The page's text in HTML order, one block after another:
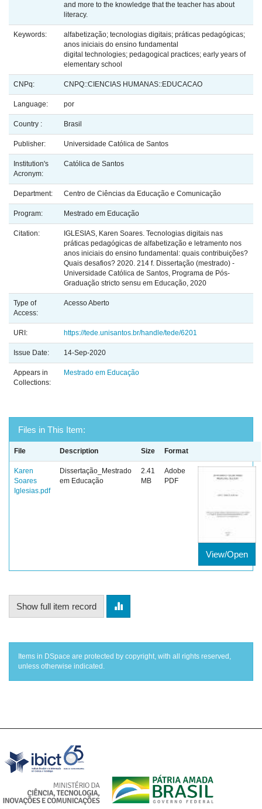
and more to the knowledge that the teacher has about
literacy.
Keywords:
alfabetização; tecnologias digitais; práticas pedagógicas;
anos iniciais do ensino fundamental
digital technologies; pedagogical practices; early years of
elementary school
CNPq: CNPQ::CIENCIAS HUMANAS::EDUCACAO
Language: por
Country : Brasil
Publisher: Universidade Católica de Santos
Institution's
Acronym:
Católica de Santos
Department: Centro de Ciências da Educação e Comunicação
Program: Mestrado em Educação
Citation:
IGLESIAS, Karen Soares. Tecnologias digitais nas
práticas pedagógicas de alfabetização e letramento nos
anos iniciais do ensino fundamental: quais contribuições?
Quais desafios? 2020. 214 f. Dissertação (mestrado) -
Universidade Católica de Santos, Programa de Pós-
Graduação stricto sensu em Educação, 2020
Type of
Access:
Acesso Aberto
URI: https://tede.unisantos.br/handle/tede/6201
Issue Date: 14-Sep-2020
Appears in
Collections:
Mestrado em Educação
Files in This Item:
File Description Size Format
Karen
Soares
Iglesias.pdf
Dissertação_Mestrado
em Educação
2.41
MB
Adobe
PDF
View/Open
Show full item record
Items in DSpace are protected by copyright, with all rights reserved,
unless otherwise indicated.